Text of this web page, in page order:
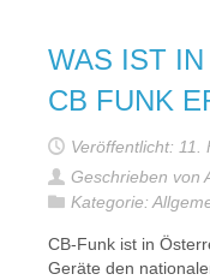
WAS IST
CB FUNK
Veröffentlicht: 11.
Geschrieben von
Kategorie:
CB-Funk ist in
Geräte den